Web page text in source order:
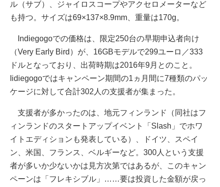
ル（サブ）、ジャイロスコープやアクセロメーターなど
も持つ。サイズは69×137×8.9mm、重量は170g。
Indiegogoでの価格は、限定250台の早期申込者向け
（Very Early Bird）が、16GBモデルで299ユーロ／333
ドルとなっており、出荷時期は2016年9月とのこと。
Iidiegogoではキャンペーン期間の1ヵ月間に7種類のパッ
ケージに対して合計302人の支援者が集まった。
支援者が多かったのは、地元フィンランド（同社はフ
ィンランドのスタートアップイベント「Slash」でホワ
イトエディションも発表している）、ドイツ、スペイ
ン、米国、フランス、ベルギーなど。300人という支援
者が多いか少ないかは見方次第ではあるが、このキャン
ペーンは「フレキシブル」……要は投資した金額が戻っ